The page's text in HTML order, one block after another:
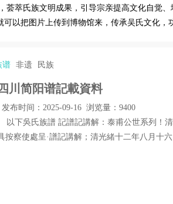
荟萃氏族文明成果，引导宗亲提高文化自觉
以把图片上传到博物馆来，传承吴氏文化，
谱 非遗 民族
四川简阳谱記載資料
发布时间：2025-09-16 浏览量：9400
以下吳氏族譜 記譜記講解：泰甫公世系列！
按察使處呈·譜記講解；清光緒十二年八月十